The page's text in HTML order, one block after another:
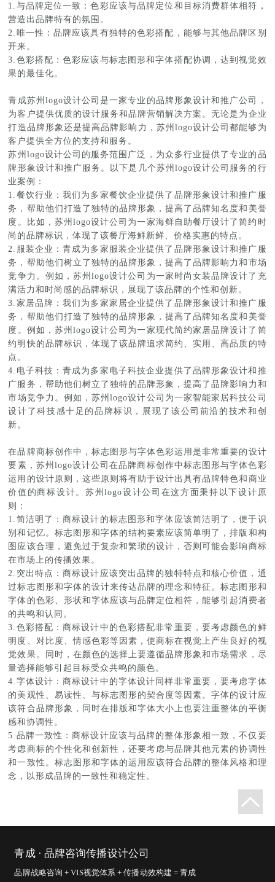
1.与品牌定位一致：色彩应该与品牌定位和目标消费群体相符，
营造出品牌特有的氛围。
2.唯一性：品牌应该具有独特的色彩搭配，能够与其他品牌区别
开来。
3.色彩搭配：色彩应该与标志图形和字体搭配协调，达到视觉效
果的最佳化。
青成苏州logo设计公司是一家专业的品牌形象设计和推广公司，
为客户提供优质的设计服务和品牌营销解决方案。无论是为企业
打造品牌形象还是提高品牌影响力，苏州logo设计公司都能够为
客户提供全方位的支持和服务。
苏州logo设计公司的服务范围广泛，为众多行业提供了专业的品
牌形象设计和推广服务。以下是几个苏州logo设计公司服务的行
业案例：
1.餐饮行业：我们为多家餐饮企业提供了品牌形象设计和推广服
务，帮助他们打造了独特的品牌形象，提高了品牌知名度和美誉
度。比如，苏州logo设计公司为一家海鲜自助餐厅设计了简约时
尚的品牌标识，体现了该餐厅海鲜新鲜、价格实惠的特点。
2.服装企业：青成为多家服装企业提供了品牌形象设计和推广服
务，帮助他们树立了独特的品牌形象，提高了品牌影响力和市场
竞争力。例如，苏州logo设计公司为一家时尚女装品牌设计了充
满活力和时尚感的品牌标识，展现了该品牌的个性和创新。
3.家居品牌：我们为多家家居企业提供了品牌形象设计和推广服
务，帮助他们打造了独特的品牌形象，提高了品牌知名度和美誉
度。例如，苏州logo设计公司为一家现代简约家居品牌设计了简
约明快的品牌标识，体现了该品牌追求简约、实用、高品质的特
点。
4.电子科技：青成为多家电子科技企业提供了品牌形象设计和推
广服务，帮助他们树立了独特的品牌形象，提高了品牌影响力和
市场竞争力。例如，苏州logo设计公司为一家智能家居科技公司
设计了科技感十足的品牌标识，展现了该公司前沿的技术和创
新。
在品牌商标创作中，标志图形与字体色彩运用是非常重要的设计
要素，苏州logo设计公司在品牌商标创作中标志图形与字体色彩
运用的设计原则，这些原则将有助于设计出具有品牌特色和商业
价值的商标设计。苏州logo设计公司在这方面秉持以下设计原
则：
1.简洁明了：商标设计的标志图形和字体应该简洁明了，便于识
别和记忆。标志图形和字体的结构要素应该简单明了，排版和构
图应该合理，避免过于复杂和繁琐的设计，否则可能会影响商标
在市场上的传播效果。
2.突出特点：商标设计应该突出品牌的独特特点和核心价值，通
过标志图形和字体的设计来传达品牌的理念和特征。标志图形和
字体的色彩、形状和字体应该与品牌定位相符，能够引起消费者
的共鸣和认同。
3.色彩搭配：商标设计中的色彩搭配非常重要，要考虑颜色的鲜
明度、对比度、情感色彩等因素，使商标在视觉上产生良好的视
觉效果。同时，在颜色的选择上要遵循品牌形象和市场需求，尽
量选择能够引起目标受众共鸣的颜色。
4.字体设计：商标设计中的字体设计同样非常重要，要考虑字体
的美观性、易读性、与标志图形的契合度等因素。字体的设计应
该符合品牌形象，同时在排版和字体大小上也要注重整体的平衡
感和协调性。
5.品牌一致性：商标设计应该与品牌的整体形象相一致，不仅要
考虑商标的个性化和创新性，还要考虑与品牌其他元素的协调性
和一致性。标志图形和字体的运用应该符合品牌的整体风格和理
念，以形成品牌的一致性和稳定性。
青成 · 品牌咨询传播设计公司
品牌战略咨询 + VIS视觉体系 + 传播动效构建 = 青成